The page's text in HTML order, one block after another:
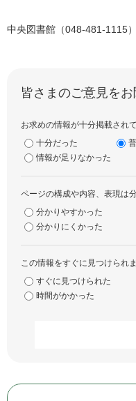
中央図書館（048-481-1115）
皆さまのご意見を
お求めの情報が十分掲載され
十分だった
情報が足りなかった
ページの構成や内容、表現は
分かりやすかった
分かりにくかった
この情報をすぐに見つけられ
すぐに見つけられた
時間がかかった